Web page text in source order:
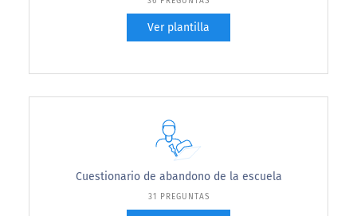
Ver plantilla
Cuestionario de abandono de la escuela
31 PREGUNTAS